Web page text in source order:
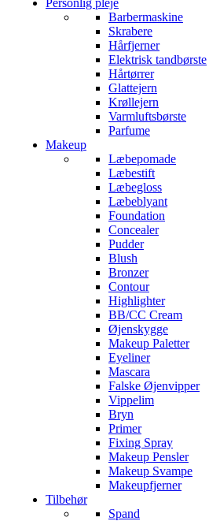
Personlig pleje
Barbermaskine
Skrabere
Hårfjerner
Elektrisk tandbørste
Hårtørrer
Glattejern
Krøllejern
Varmluftsbørste
Parfume
Makeup
Læbepomade
Læbestift
Læbegloss
Læbeblyant
Foundation
Concealer
Pudder
Blush
Bronzer
Contour
Highlighter
BB/CC Cream
Øjenskygge
Makeup Paletter
Eyeliner
Mascara
Falske Øjenvipper
Vippelim
Bryn
Primer
Fixing Spray
Makeup Pensler
Makeup Svampe
Makeupfjerner
Tilbehør
Spand